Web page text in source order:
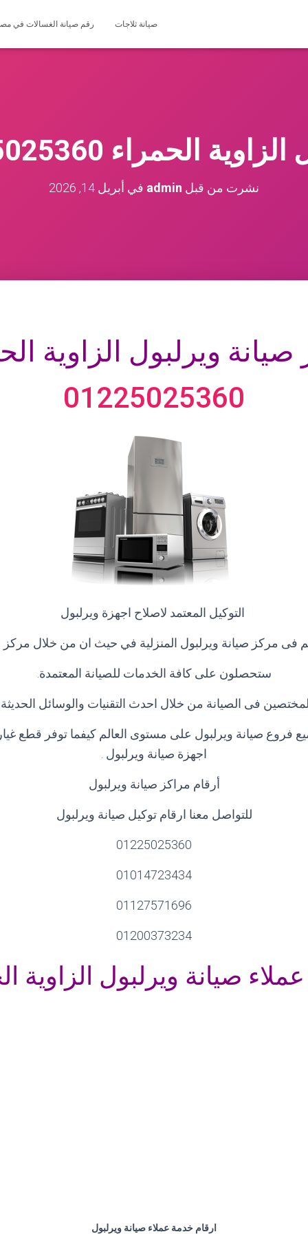
صيانة ثلاجات رقم صيانة الغسالات في مصر
الحمراء 01225025360
نشرت من قبل admin في أبريل 14, 2026
صيانة ويرلبول الزاوية
01225025360
التوكيل المعتمد لاصلاح اجهزة ويرلبول
فى مركز صيانة ويرلبول المنزلية في حيث ان من خلال مركز
ستحصلون على كافة الخدمات للصيانة المعتمدة
فى الصيانة من خلال احدث التقنيات والوسائل الحديثة
فروع صيانة ويرلبول على مستوى العالم كيفما توفر قطع
اجهزة صيانة ويرلبول .
أرقام مراكز صيانة ويرلبول
للتواصل معنا ارقام توكيل صيانة ويرلبول
01225025360
01014723434
01127571696
01200373234
صيانة ويرلبول الزاوية
ارقام خدمة عملاء صيانة ويرلبول